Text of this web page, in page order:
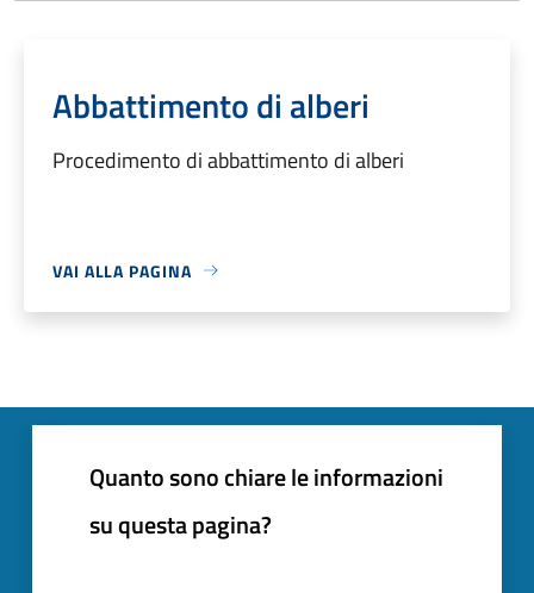
Abbattimento di alberi
Procedimento di abbattimento di alberi
VAI ALLA PAGINA
Quanto sono chiare le informazioni
su questa pagina?